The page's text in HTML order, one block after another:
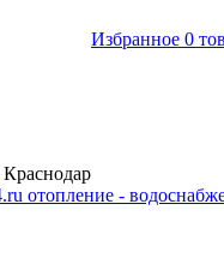
Краснодар
Избранное 0
отопление -